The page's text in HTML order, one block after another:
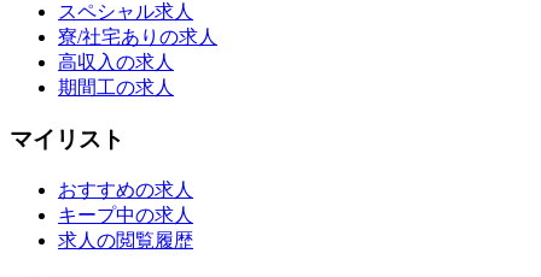
スペシャル求人
寮/社宅ありの求人
高収入の求人
期間工の求人
マイリスト
おすすめの求人
キープ中の求人
求人の閲覧履歴